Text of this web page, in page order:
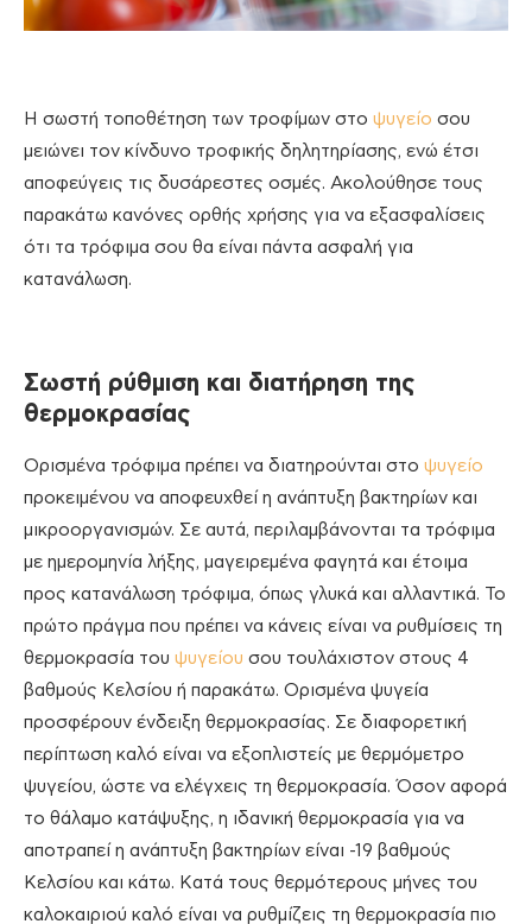
Η σωστή τοποθέτηση των τροφίμων στο ψυγείο σου
μειώνει τον κίνδυνο τροφικής δηλητηρίασης, ενώ έτσι
αποφεύγεις τις δυσάρεστες οσμές. Ακολούθησε τους
παρακάτω κανόνες ορθής χρήσης για να εξασφαλίσεις
ότι τα τρόφιμα σου θα είναι πάντα ασφαλή για
κατανάλωση.
Σωστή ρύθμιση και διατήρηση της
θερμοκρασίας
Ορισμένα τρόφιμα πρέπει να διατηρούνται στο ψυγείο
προκειμένου να αποφευχθεί η ανάπτυξη βακτηρίων και
μικροοργανισμών. Σε αυτά, περιλαμβάνονται τα τρόφιμα
με ημερομηνία λήξης, μαγειρεμένα φαγητά και έτοιμα
προς κατανάλωση τρόφιμα, όπως γλυκά και αλλαντικά. Το
πρώτο πράγμα που πρέπει να κάνεις είναι να ρυθμίσεις τη
θερμοκρασία του ψυγείου σου τουλάχιστον στους 4
βαθμούς Κελσίου ή παρακάτω. Ορισμένα ψυγεία
προσφέρουν ένδειξη θερμοκρασίας. Σε διαφορετική
περίπτωση καλό είναι να εξοπλιστείς με θερμόμετρο
ψυγείου, ώστε να ελέγχεις τη θερμοκρασία. Όσον αφορά
το θάλαμο κατάψυξης, η ιδανική θερμοκρασία για να
αποτραπεί η ανάπτυξη βακτηρίων είναι -19 βαθμούς
Κελσίου και κάτω. Κατά τους θερμότερους μήνες του
καλοκαιριού καλό είναι να ρυθμίζεις τη θερμοκρασία πιο